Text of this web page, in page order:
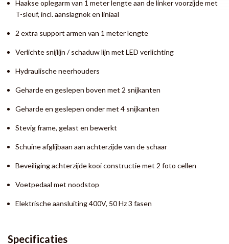
Haakse oplegarm van 1 meter lengte aan de linker voorzijde met
T-sleuf, incl. aanslagnok en liniaal
2 extra support armen van 1 meter lengte
Verlichte snijlijn / schaduw lijn met LED verlichting
Hydraulische neerhouders
Geharde en geslepen boven met 2 snijkanten
Geharde en geslepen onder met 4 snijkanten
Stevig frame, gelast en bewerkt
Schuine afglijbaan aan achterzijde van de schaar
Beveiliging achterzijde kooi constructie met 2 foto cellen
Voetpedaal met noodstop
Elektrische aansluiting 400V, 50 Hz 3 fasen
Specificaties